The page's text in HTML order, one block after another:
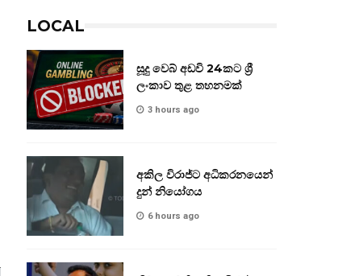
LOCAL
සූදු වෙබ් අඩවි 24කට ශ්‍රී
ලංකාව තුළ තහනමක්
3 hours ago
අකිල විරාජ්ට අධිකරනයෙන්
දුන් නියෝගය
6 hours ago